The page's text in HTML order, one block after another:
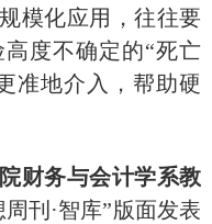
模化应用，往往要
度不确定的“死亡
准地介入，帮助硬
财务与会计学系教
周刊·智库”版面发表